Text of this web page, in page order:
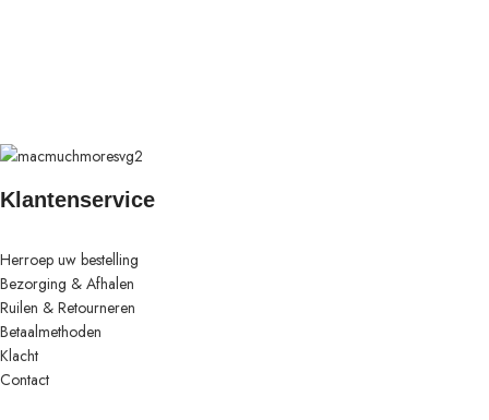
Klantenservice
Herroep uw bestelling
Bezorging & Afhalen
Ruilen & Retourneren
Betaalmethoden
Klacht
Contact